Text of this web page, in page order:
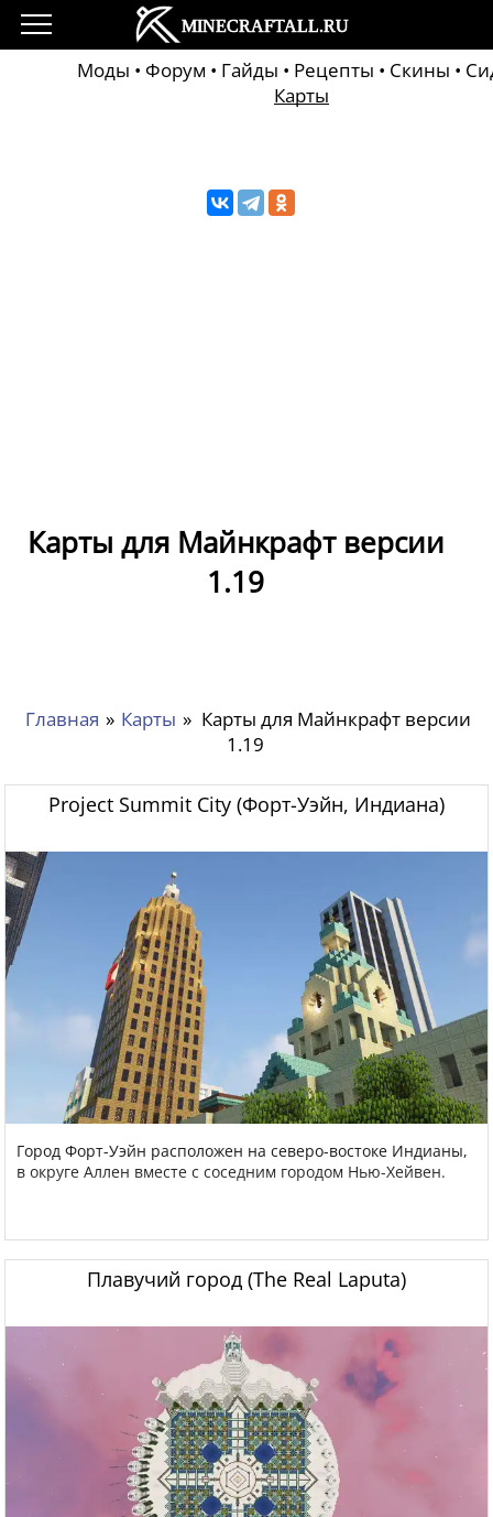
Моды • Форум • Гайды • Рецепты • Скины •
Карты
Карты для Майнкрафт версии
1.19
Главная » Карты » Карты для Майнкрафт версии
1.19
Project Summit City (Форт-Уэйн, Индиана)
Город Форт-Уэйн расположен на северо-востоке Индианы,
в округе Аллен вместе с соседним городом Нью-Хейвен.
Плавучий город (The Real Laputa)